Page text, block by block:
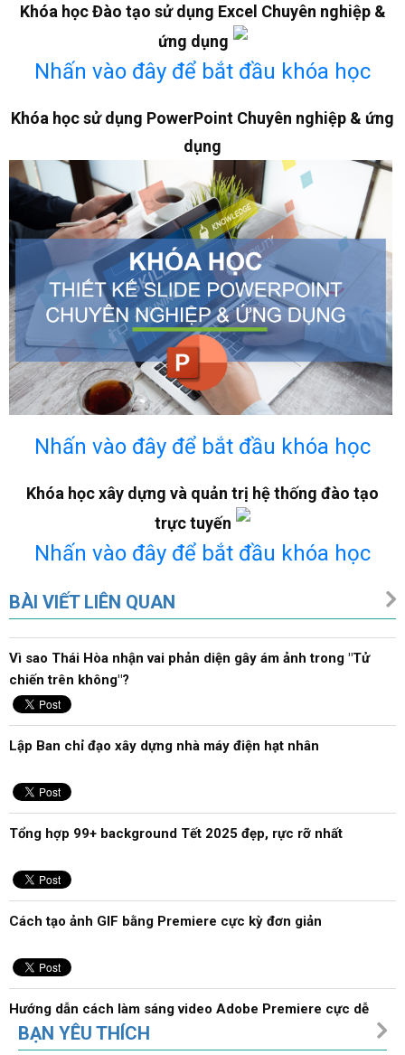
Khóa học Đào tạo sử dụng Excel Chuyên nghiệp &
ứng dụng
Nhấn vào đây để bắt đầu khóa học
Khóa học sử dụng PowerPoint Chuyên nghiệp & ứng
dụng
Nhấn vào đây để bắt đầu khóa học
Khóa học xây dựng và quản trị hệ thống đào tạo
trực tuyến
Nhấn vào đây để bắt đầu khóa học
BÀI VIẾT LIÊN QUAN
Vì sao Thái Hòa nhận vai phản diện gây ám ảnh trong "Tử
chiến trên không"?
Lập Ban chỉ đạo xây dựng nhà máy điện hạt nhân
Tổng hợp 99+ background Tết 2025 đẹp, rực rỡ nhất
Cách tạo ảnh GIF bằng Premiere cực kỳ đơn giản
Hướng dẫn cách làm sáng video Adobe Premiere cực dễ
BẠN YÊU THÍCH